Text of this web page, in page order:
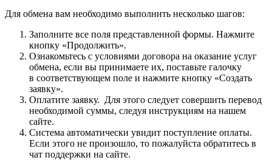
Для обмена вам необходимо выполнить несколько шагов:
Заполните все поля представленной формы. Нажмите
кнопку «Продолжить».
Ознакомьтесь с условиями договора на оказание услуг
обмена, если вы принимаете их, поставьте галочку
в соответствующем поле и нажмите кнопку «Создать
заявку».
Оплатите заявку. Для этого следует совершить перевод
необходимой суммы, следуя инструкциям на нашем
сайте.
Система автоматически увидит поступление оплаты.
Если этого не произошло, то пожалуйста обратитесь в
чат поддержки на сайте.